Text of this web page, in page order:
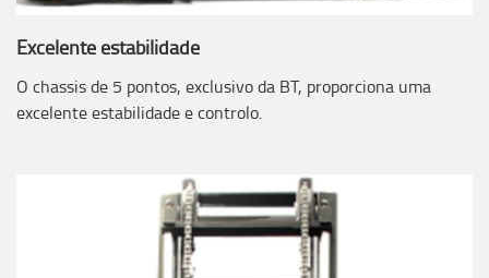
Excelente estabilidade
O chassis de 5 pontos, exclusivo da BT, proporciona uma
excelente estabilidade e controlo.